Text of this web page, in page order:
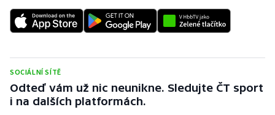
SOCIÁLNÍ SÍTĚ
Odteď vám už nic neunikne. Sledujte ČT sport
i na dalších platformách.